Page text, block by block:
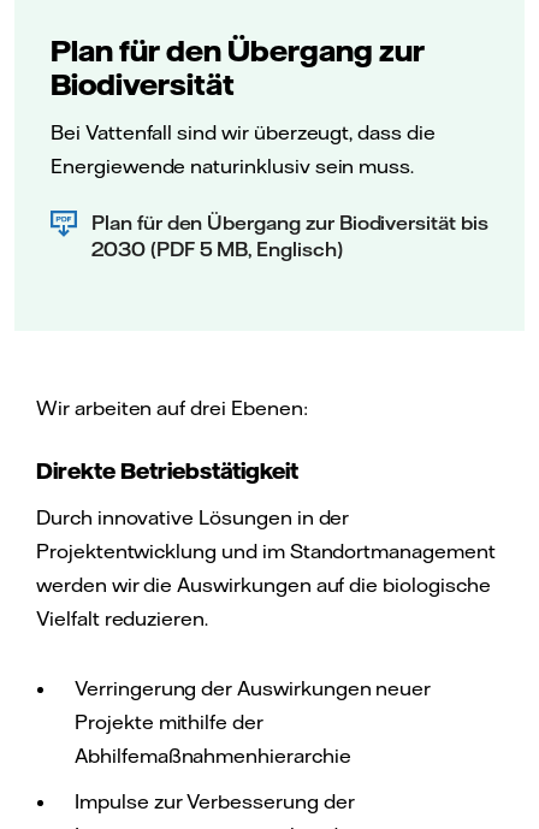
Plan für den Übergang zur
Biodiversität
Bei Vattenfall sind wir überzeugt, dass die
Energiewende naturinklusiv sein muss.
Plan für den Übergang zur Biodiversität bis
2030 (PDF 5 MB, Englisch)
Wir arbeiten auf drei Ebenen:
Direkte Betriebstätigkeit
Durch innovative Lösungen in der
Projektentwicklung und im Standortmanagement
werden wir die Auswirkungen auf die biologische
Vielfalt reduzieren.
Verringerung der Auswirkungen neuer
Projekte mithilfe der
Abhilfemaßnahmenhierarchie
Impulse zur Verbesserung der